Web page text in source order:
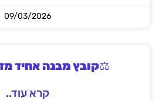
09/03/2026
⚖️קובץ מבנה אחיד
קרא עוד..